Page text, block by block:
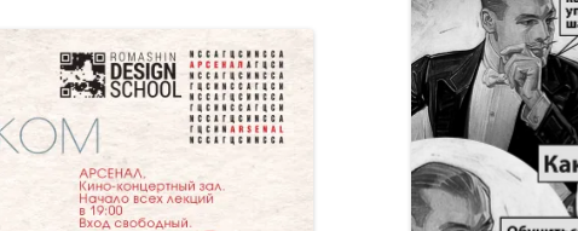
ЗАПИСЬ ЛЕКЦИИ
«ПИКТОГРАММА, ПОНЯТЬ ЗА
ПОЛСЕКУНДЫ»
ЗАПИСЬ ЛЕКЦИИ
«ИСТОРИЧЕСКОЕ
ПРОТОТИПИРОВАНИЕ В